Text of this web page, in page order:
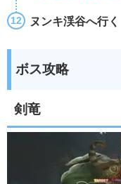
ヌンキ渓谷へ行く
ボス攻略
剣竜